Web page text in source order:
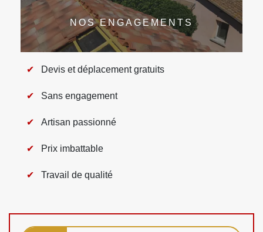
NOS ENGAGEMENTS
Devis et déplacement gratuits
Sans engagement
Artisan passionné
Prix imbattable
Travail de qualité